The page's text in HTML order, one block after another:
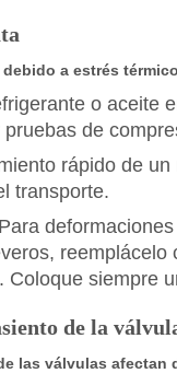
a estrés
o aceite
de
rápido de
transporte.
reemplácelo
Coloque siempre
de la
las válvulas